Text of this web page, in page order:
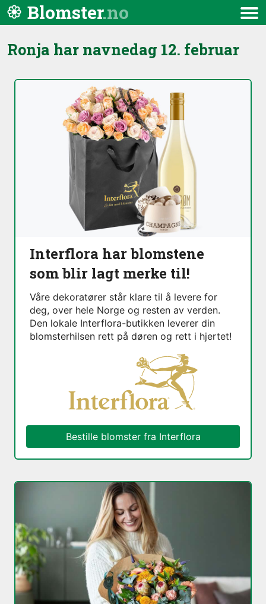
Hopp til innhold
Blomster
Meny
Ronja har navnedag 12. februar
Interflora har blomstene
som blir lagt merke til!
Våre dekoratører står klare til å levere for
deg, over hele Norge og resten av verden.
Den lokale Interflora-butikken leverer din
blomsterhilsen rett på døren og rett i hjertet!
Bestille blomster fra Interflora